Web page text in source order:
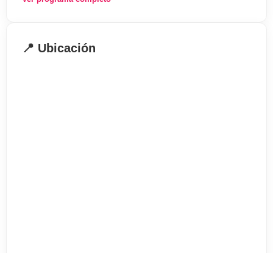
tendrás clases particulares para poder centrarte
dificultades.Información general
📍 Ubicación